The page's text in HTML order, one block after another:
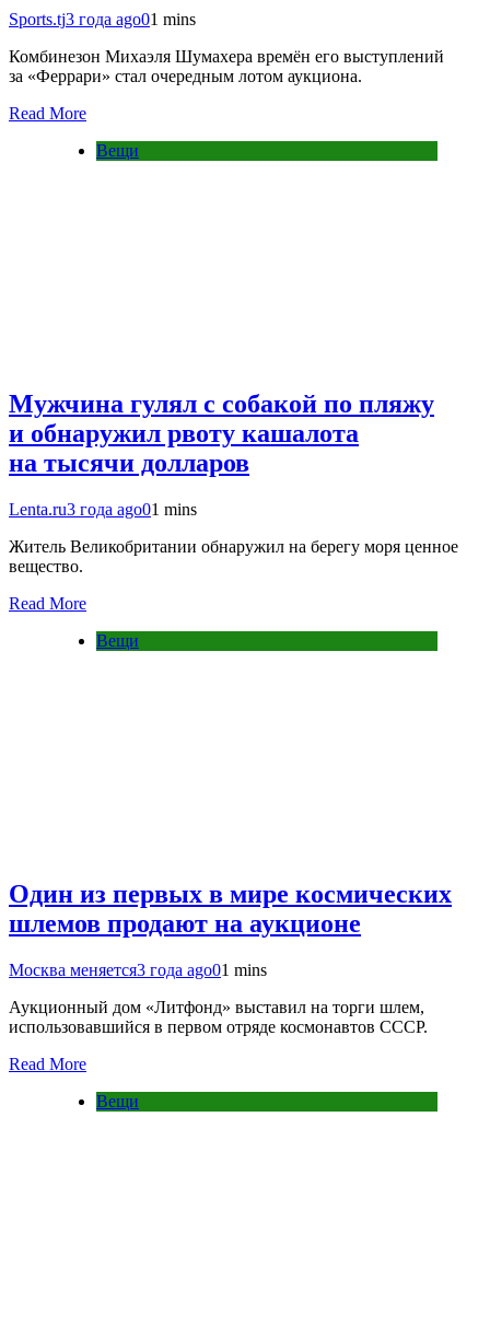
Sports.tj3 года ago01 mins
Комбинезон Михаэля Шумахера времён его выступлений
за «Феррари» стал очередным лотом аукциона.
Read More
Вещи
Мужчина гулял с собакой по пляжу
и обнаружил рвоту кашалота
на тысячи долларов
Lenta.ru3 года ago01 mins
Житель Великобритании обнаружил на берегу моря ценное
вещество.
Read More
Вещи
Один из первых в мире космических
шлемов продают на аукционе
Москва меняется3 года ago01 mins
Аукционный дом «Литфонд» выставил на торги шлем,
использовавшийся в первом отряде космонавтов СССР.
Read More
Вещи